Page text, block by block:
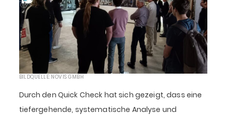
BILDQUELLE: NOVIS GMBH
Durch den Quick Check hat sich gezeigt, dass eine
tiefergehende, systematische Analyse und